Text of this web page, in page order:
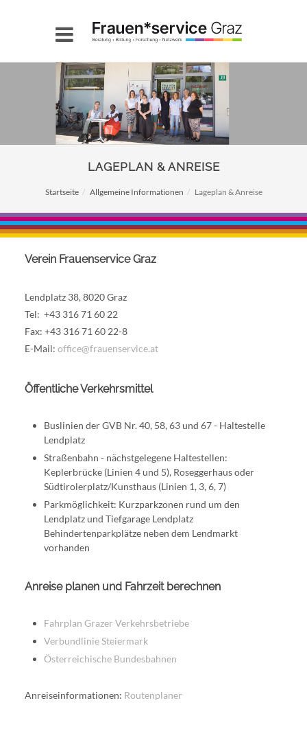
LAGEPLAN & ANREISE
Startseite Allgemeine Informationen Lageplan & Anreise
Verein Frauenservice Graz
Lendplatz 38, 8020 Graz
Tel: +43 316 71 60 22
Fax: +43 316 71 60 22-8
E-Mail:office@frauenservice.at
Öffentliche Verkehrsmittel
Buslinien der GVB Nr. 40, 58, 63 und 67 - Haltestelle
Lendplatz
Straßenbahn - nächstgelegene Haltestellen:
Keplerbrücke (Linien 4 und 5), Roseggerhaus oder
Südtirolerplatz/Kunsthaus (Linien 1, 3, 6, 7)
Parkmöglichkeit: Kurzparkzonen rund um den
Lendplatz und Tiefgarage Lendplatz
Behindertenparkplätze neben dem Lendmarkt
vorhanden
Anreise planen und Fahrzeit berechnen
Fahrplan Grazer Verkehrsbetriebe
Verbundlinie Steiermark
Österreichische Bundesbahnen
Anreiseinformationen: Routenplaner